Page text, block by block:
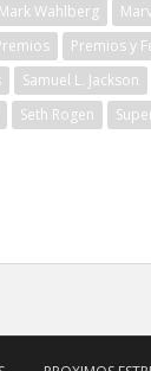
Mark Wahlberg
Premios y
Samuel L. Jackson
Seth Rogen